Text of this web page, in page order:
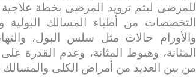
للمرضى ليتم تزويد المرضى بخطة
التخصصات من أطباء المسالك البولية
والأورام حالات مثل سلس البول،
المثانة، وهبوط المثانة، وعدم القدرة على
من بين العديد من أمراض الكلى والمسالك